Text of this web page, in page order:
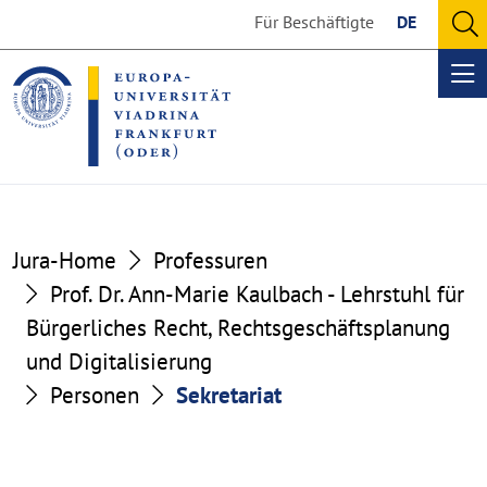
the
content
section
the
footer
section
Für Beschäftigte DE
Jura-Home
Professuren
Prof. Dr. Ann-Marie Kaulbach - Lehrstuhl für
Bürgerliches Recht, Rechtsgeschäftsplanung
und Digitalisierung
Personen
Sekretariat